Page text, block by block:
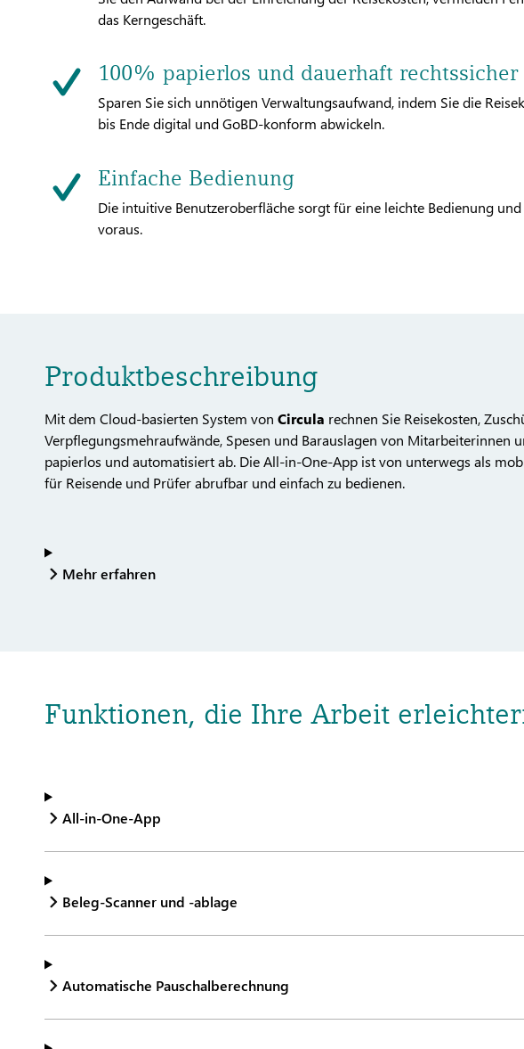
das Kerngeschäft.
100% papierlos und dauerhaft rechtssicher
Sparen Sie sich unnötigen Verwaltungsaufwand, indem Sie die
bis Ende digital und GoBD-konform abwickeln.
Einfache Bedienung
Die intuitive Benutzeroberfläche sorgt für eine leichte Bedienung
voraus.
Produktbeschreibung
Mit dem Cloud-basierten System von Circula rechnen Sie Reisekosten,
Verpflegungsmehraufwände, Spesen und Barauslagen von Mitarbeiterinnen
papierlos und automatisiert ab. Die All-in-One-App ist von unterwegs als
für Reisende und Prüfer abrufbar und einfach zu bedienen.
Mehr erfahren
Funktionen, die Ihre Arbeit
All-in-One-App
Beleg-Scanner und -ablage
Automatische Pauschalberechnung